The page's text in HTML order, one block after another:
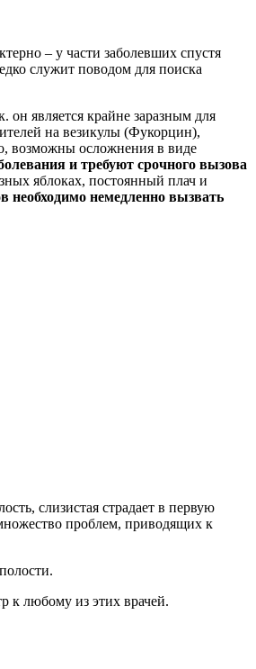
– у части заболевших спустя
служит поводом для поиска
он является крайне заразным для
на везикулы (Фукорцин),
возможны осложнения в виде
и требуют срочного вызова
яблоках, постоянный плач и
необходимо немедленно вызвать
слизистая страдает в первую
проблем, приводящих к
к любому из этих врачей.